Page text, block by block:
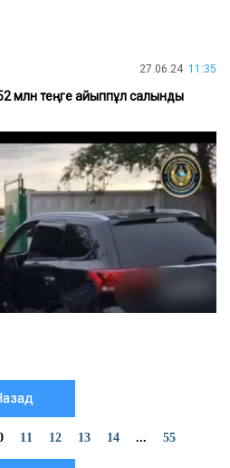
27.06.24 11:35
млн теңге айыппұл салынды
11 12 13 14 ... 55